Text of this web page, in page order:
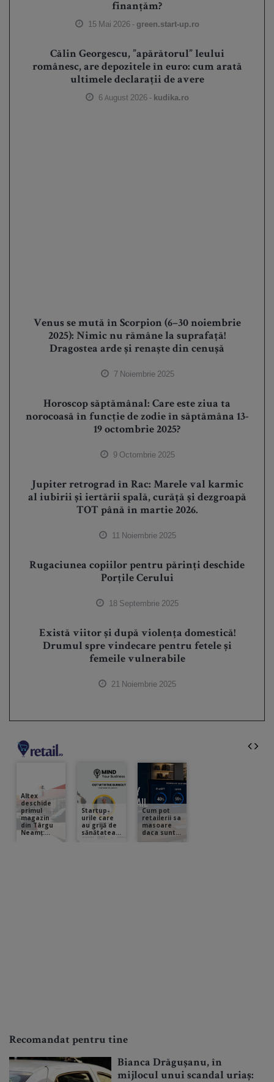
finanțăm?
15 Mai 2026 - green.start-up.ro
Călin Georgescu, ”apărătorul” leului
românesc, are depozitele în euro: cum arată
ultimele declarații de avere
6 August 2026 - kudika.ro
Venus se mută în Scorpion (6–30 noiembrie
2025): Nimic nu rămâne la suprafață!
Dragostea arde și renaște din cenușă
7 Noiembrie 2025
Horoscop săptămânal: Care este ziua ta
norocoasă în funcție de zodie în săptămâna 13-
19 octombrie 2025?
9 Octombrie 2025
Jupiter retrograd în Rac: Marele val karmic
al iubirii și iertării spală, curăță și dezgroapă
TOT până în martie 2026.
11 Noiembrie 2025
Rugaciunea copiilor pentru părinți deschide
Porțile Cerului
18 Septembrie 2025
Există viitor și după violența domestică!
Drumul spre vindecare pentru fetele și
femeile vulnerabile
21 Noiembrie 2025
Recomandat pentru tine
Bianca Drăgușanu, în
mijlocul unui scandal uriaș: